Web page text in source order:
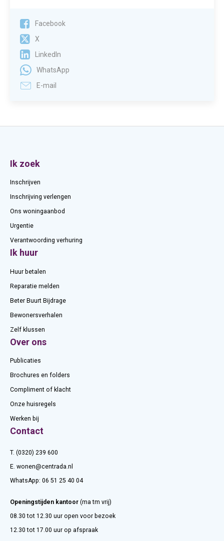
Facebook
X
LinkedIn
WhatsApp
E-mail
Contactinformatie
Ik zoek
Inschrijven
Inschrijving verlengen
Ons woningaanbod
Urgentie
Verantwoording verhuring
Ik huur
Huur betalen
Reparatie melden
Beter Buurt Bijdrage
Bewonersverhalen
Zelf klussen
Over ons
Publicaties
Brochures en folders
Compliment of klacht
Onze huisregels
Werken bij
Contact
T. (0320) 239 600
E. wonen@centrada.nl
WhatsApp: 06 51 25 40 04
Openingstijden kantoor (ma tm vrij)
08.30 tot 12.30 uur open voor bezoek
12.30 tot 17.00 uur op afspraak